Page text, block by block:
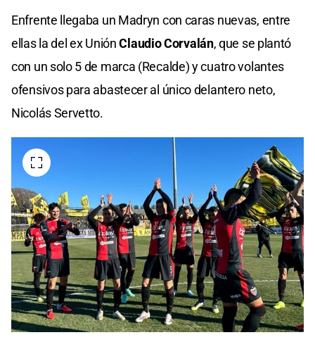
Enfrente llegaba un Madryn con caras nuevas, entre
ellas la del ex UniónClaudio Corvalán, que se plantó
con un solo 5 de marca (Recalde) y cuatro volantes
ofensivos para abastecer al único delantero neto,
Nicolás Servetto.